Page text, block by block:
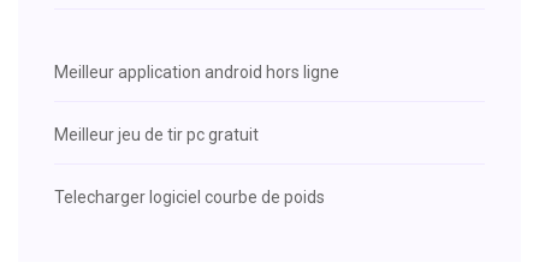
Meilleur application android hors ligne
Meilleur jeu de tir pc gratuit
Telecharger logiciel courbe de poids